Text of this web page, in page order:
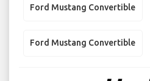
Ford Mustang Convertible
Ford Mustang Convertible